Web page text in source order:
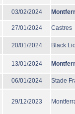
03/02/2024
27/01/2024 Castres
20/01/2024 Black
13/01/2024
06/01/2024 Stade
29/12/2023